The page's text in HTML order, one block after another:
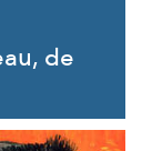
de